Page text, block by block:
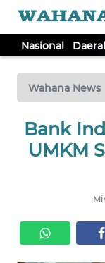
Nasional
Wahana News
Bank
UMKM
TV
Tutup
NASIONAL
KRIMINAL